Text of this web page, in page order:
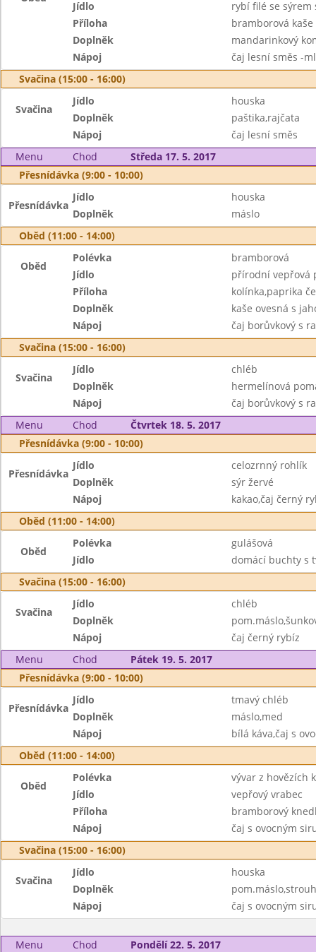
Jídlo
rybí filé se sýrem
Příloha
bramborová kaše
Doplněk
mandarinkový
Nápoj
čaj lesní směs -
Svačina (15:00 - 16:00)
Svačina
Jídlo
houska
Doplněk
paštika,rajčata
Nápoj
čaj lesní směs
Menu
Chod
Středa 17. 5. 2017
Přesnídávka (9:00 - 10:00)
Přesnídávka
Jídlo
houska
Doplněk
máslo
Oběd (11:00 - 14:00)
Oběd
Polévka
bramborová
Jídlo
přírodní vepřová
Příloha
kolínka,paprika
Doplněk
kaše ovesná s
Nápoj
čaj borůvkový s
Svačina (15:00 - 16:00)
Svačina
Jídlo
chléb
Doplněk
hermelínová
Nápoj
čaj borůvkový s
Menu
Chod
Čtvrtek 18. 5. 2017
Přesnídávka (9:00 - 10:00)
Přesnídávka
Jídlo
celozrnný rohlík
Doplněk
sýr žervé
Nápoj
kakao,čaj černý
Oběd (11:00 - 14:00)
Oběd
Polévka
gulášová
Jídlo
domácí buchty s
Svačina (15:00 - 16:00)
Svačina
Jídlo
chléb
Doplněk
Nápoj
čaj černý rybíz
Menu
Chod
Pátek 19. 5. 2017
Přesnídávka (9:00 - 10:00)
Přesnídávka
Jídlo
tmavý chléb
Doplněk
máslo,med
Nápoj
bílá káva,čaj s
Oběd (11:00 - 14:00)
Oběd
Polévka
vývar z hovězích
Jídlo
vepřový vrabec
Příloha
bramborový
Nápoj
čaj s ovocným
Svačina (15:00 - 16:00)
Svačina
Jídlo
houska
Doplněk
Nápoj
čaj s ovocným
Menu Chod
Pondělí 22. 5. 2017